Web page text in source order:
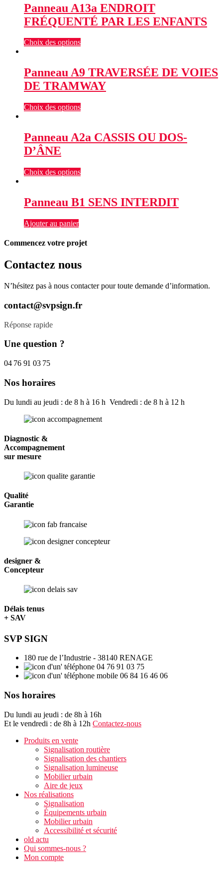
Panneau A13a ENDROIT
FRÉQUENTÉ PAR LES ENFANTS
Choix des options
Panneau A9 TRAVERSÉE DE VOIES
DE TRAMWAY
Choix des options
Panneau A2a CASSIS OU DOS-
D’ÂNE
Choix des options
Panneau B1 SENS INTERDIT
Ajouter au panier
Commencez votre projet
Contactez nous
N’hésitez pas à nous contacter pour toute demande d’information.
contact@svpsign.fr
Réponse rapide
Une question ?
04 76 91 03 75
Nos horaires
Du lundi au jeudi : de 8 h à 16 h Vendredi : de 8 h à 12 h
Diagnostic &
Accompagnement
sur mesure
Qualité
Garantie
designer &
Concepteur
Délais tenus
+ SAV
SVP SIGN
180 rue de l’Industrie - 38140 RENAGE
04 76 91 03 75
06 84 16 46 06
Nos horaires
Du lundi au jeudi : de 8h à 16h
Et le vendredi : de 8h à 12h Contactez-nous
Produits en vente
Signalisation routière
Signalisation des chantiers
Signalisation lumineuse
Mobilier urbain
Aire de jeux
Nos réalisations
Signalisation
Équipements urbain
Mobilier urbain
Accessibilité et sécurité
old actu
Qui sommes-nous ?
Mon compte